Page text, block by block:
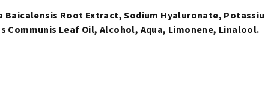
Root Extract, Sodium Hyaluronate,
Leaf Oil, Alcohol, Aqua, Limonene, Linalool.